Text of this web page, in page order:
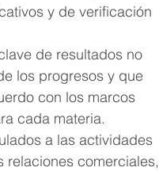
y de verificación
de resultados no
los progresos y que
con los marcos
cada materia.
a las actividades
relaciones comerciales,